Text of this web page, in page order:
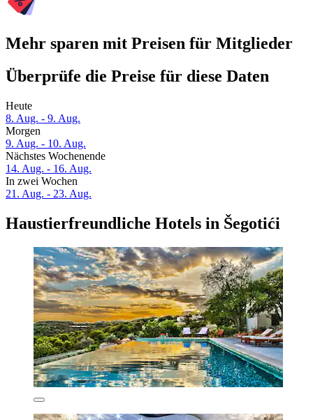
Mehr sparen mit Preisen für Mitglieder
Überprüfe die Preise für diese Daten
Heute
8. Aug. - 9. Aug.
Morgen
9. Aug. - 10. Aug.
Nächstes Wochenende
14. Aug. - 16. Aug.
In zwei Wochen
21. Aug. - 23. Aug.
Haustierfreundliche Hotels in Šegotići